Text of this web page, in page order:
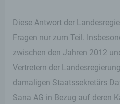
Diese Antwort der
Fragen nur zum Teil.
zwischen den Jahren 2012
Vertretern der
damaligen Staatssekretärs
Sana AG in Bezug auf deren
Cookies durch unsere
mittels einer
genutzten Internetbrowsers
der Setzung von Cookies
Cookies jederzeit über
andere
ist in allen gängigen
Deaktiviert die betroffene